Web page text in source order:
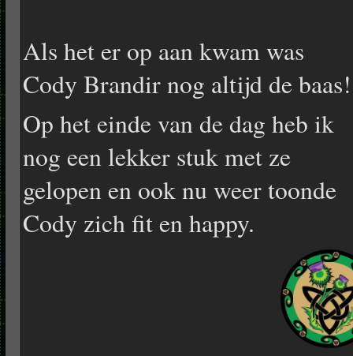
Als het er op aan kwam was
Cody Brandir nog altijd de baas!
Op het einde van de dag heb ik
nog een lekker stuk met ze
gelopen en ook nu weer toonde
Cody zich fit en happy.